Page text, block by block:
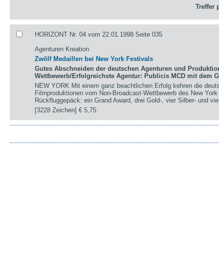
Treffer
HORIZONT Nr. 04 vom 22.01.1998 Seite 035
Agenturen Kreation
Zwölf Medaillen bei New York Festivals
Gutes Abschneiden der deutschen Agenturen und
Wettbewerb/Erfolgreichste Agentur: Publicis MCD mit dem
NEW YORK Mit einem ganz beachtlichen Erfolg kehren die
Filmproduktionen vom Non-Broadcast-Wettbewerb des New
Rückfluggepäck: ein Grand Award, drei Gold-, vier Silber- und
[3228 Zeichen]€ 5,75